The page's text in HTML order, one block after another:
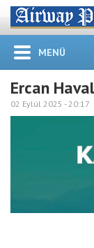
MENÜ
Ercan
02 Eylül 2025 -20:17